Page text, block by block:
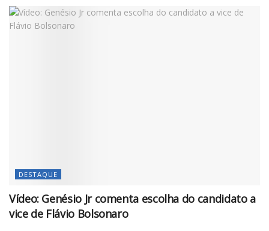
DESTAQUE
Vídeo: Genésio Jr comenta escolha do candidato a
vice de Flávio Bolsonaro